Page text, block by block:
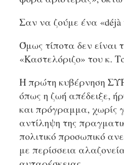
Σαν να ζούμε ένα «déjà
Όμως τίποτα δεν είναι
«Καστελόριζο» του κ.
Η πρώτη κυβέρνηση
όπως η ζωή απέδειξε,
και πρόγραμμα, χωρίς
αντίληψη της
πολιτικό προσωπικό
με περίσσεια